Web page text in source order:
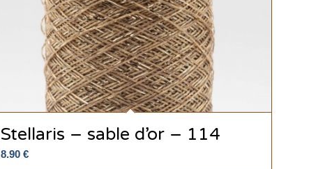
Stellaris – sable d’or – 114
8.90 €